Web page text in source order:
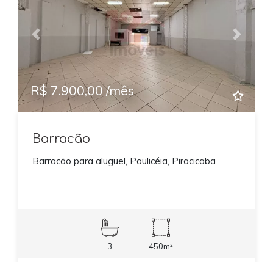
Previous Next
R$ 7.900,00 /mês
Barracão
Barracão para aluguel, Paulicéia, Piracicaba
3 450m²